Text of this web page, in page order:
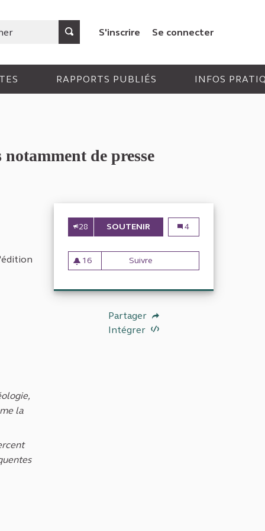
S'inscrire Se connecter
RAPPORTS PUBLIÉS INFOS
de presse
la
28 SOUTENIR CONTRÔLE ET
Contrôle et
4
16
16 abonnés
Suivre
Partager
Intégrer